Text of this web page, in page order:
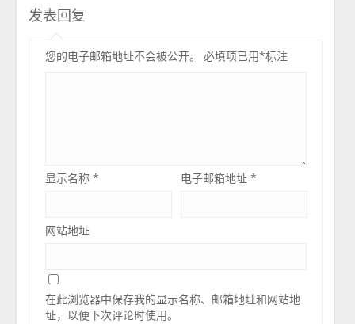
发表回复
您的电子邮箱地址不会被公开。 必填项已用*标注
显示名称* 电子邮箱地址*
网站地址
在此浏览器中保存我的显示名称、邮箱地址和网站地
址，以便下次评论时使用。